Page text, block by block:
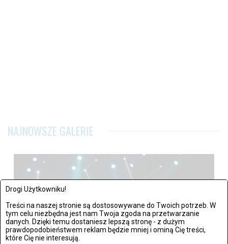
Drogi Użytkowniku!
Treści na naszej stronie są dostosowywane do Twoich potrzeb. W
tym celu niezbędna jest nam Twoja zgoda na przetwarzanie
danych. Dzięki temu dostaniesz lepszą stronę - z dużym
prawdopodobieństwem reklam będzie mniej i ominą Cię treści,
które Cię nie interesują.
NAJNOWSZE GALERIE